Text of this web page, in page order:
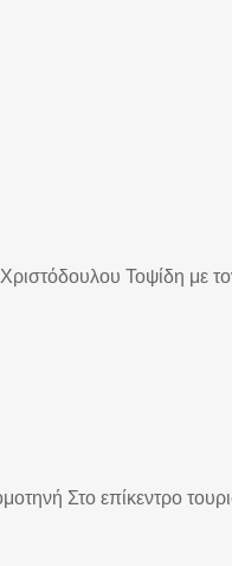
Τοψίδη με
Στο επίκεντρο